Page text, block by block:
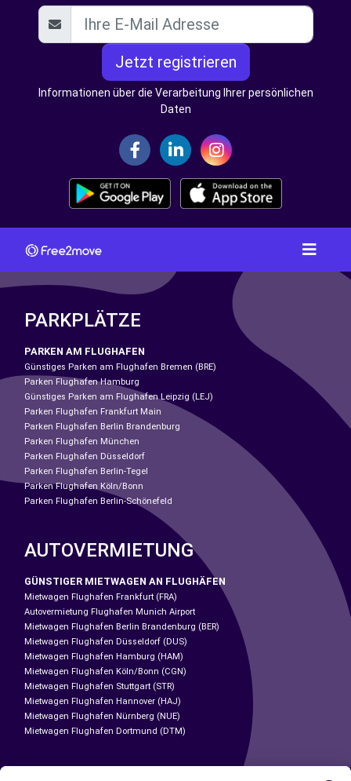
Jetzt registrieren
Informationen über die Verarbeitung Ihrer persönlichen
Daten
PARKPLÄTZE
PARKEN AM FLUGHAFEN
Günstiges Parken am Flughafen Bremen (BRE)
Parken Flughafen Hamburg
Günstiges Parken am Flughafen Leipzig (LEJ)
Parken Flughafen Frankfurt Main
Parken Flughafen Berlin Brandenburg
Parken Flughafen München
Parken Flughafen Düsseldorf
Parken Flughafen Berlin-Tegel
Parken Flughafen Köln/Bonn
Parken Flughafen Berlin-Schönefeld
AUTOVERMIETUNG
GÜNSTIGER MIETWAGEN AN FLUGHÄFEN
Mietwagen Flughafen Frankfurt (FRA)
Autovermietung Flughafen Munich Airport
Mietwagen Flughafen Berlin Brandenburg (BER)
Mietwagen Flughafen Düsseldorf (DUS)
Mietwagen Flughafen Hamburg (HAM)
Mietwagen Flughafen Köln/Bonn (CGN)
Mietwagen Flughafen Stuttgart (STR)
Mietwagen Flughafen Hannover (HAJ)
Mietwagen Flughafen Nürnberg (NUE)
Mietwagen Flughafen Dortmund (DTM)